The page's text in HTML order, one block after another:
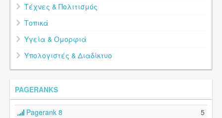
Τέχνες & Πολιτισμός
Τοπικά
Υγεία & Ομορφιά
Υπολογιστές & Διαδίκτυο
PAGERANKS
Pagerank 8
5